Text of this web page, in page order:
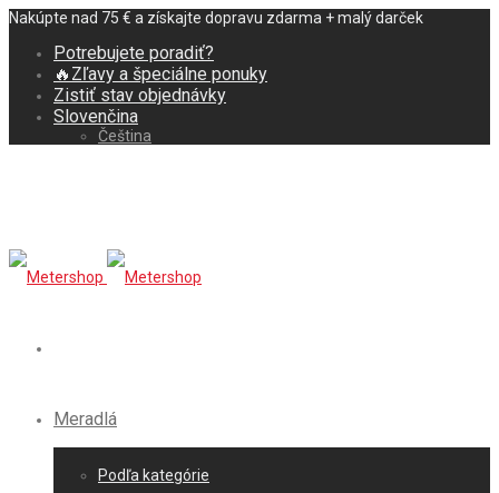
Nakúpte nad 75 € a získajte dopravu zdarma + malý darček
Potrebujete poradiť?
🔥Zľavy a špeciálne ponuky
Zistiť stav objednávky
Slovenčina
Čeština
Meradlá
Podľa kategórie